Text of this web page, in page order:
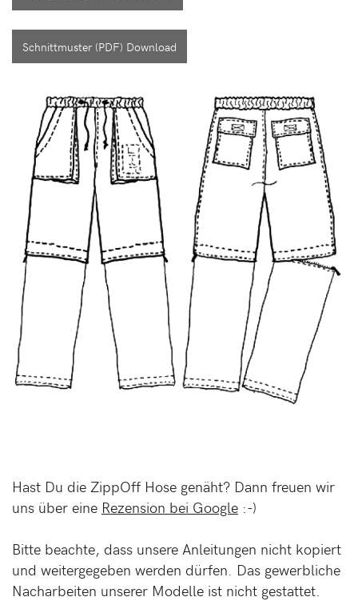
Schnittmuster (PDF) Download
Hast Du die ZippOff Hose genäht? Dann freuen wir
uns über eine Rezension bei Google :-)
Bitte beachte, dass unsere Anleitungen nicht kopiert
und weitergegeben werden dürfen. Das gewerbliche
Nacharbeiten unserer Modelle ist nicht gestattet.